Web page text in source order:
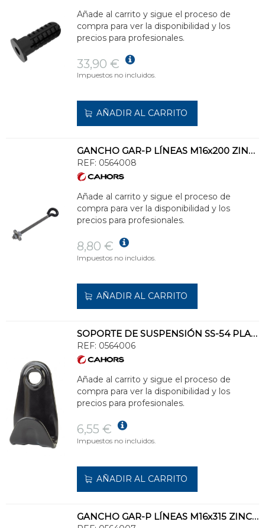
Añade al carrito y sigue el proceso de
compra para ver la disponibilidad y los
precios para profesionales.
33,90 €
Impuestos no incluidos.
AÑADIR AL CARRITO
GANCHO GAR-P LÍNEAS M16x200 ZINCADO Y EN PLÁSTICO
REF: 0564008
Añade al carrito y sigue el proceso de
compra para ver la disponibilidad y los
precios para profesionales.
8,80 €
Impuestos no incluidos.
AÑADIR AL CARRITO
SOPORTE DE SUSPENSIÓN SS-54 PLASTIFICADO
REF: 0564006
Añade al carrito y sigue el proceso de
compra para ver la disponibilidad y los
precios para profesionales.
6,55 €
Impuestos no incluidos.
AÑADIR AL CARRITO
GANCHO GAR-P LÍNEAS M16x315 ZINCADO Y EN PLÁSTICO